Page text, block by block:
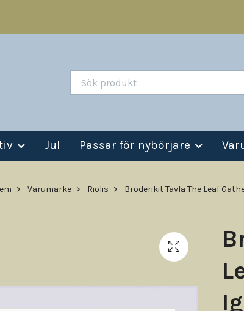
Jul Passar för nybörjare
Varumärke Riolis Broderikit Tavla The Leaf